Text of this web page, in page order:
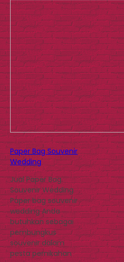
Paper Bag Souvenir
Wedding
Jual Paper Bag
Souvenir Wedding
Paper bag souvenir
wedding Anda
butuhkan sebagai
pembungkus
souvenir dalam
pesta pernikahan